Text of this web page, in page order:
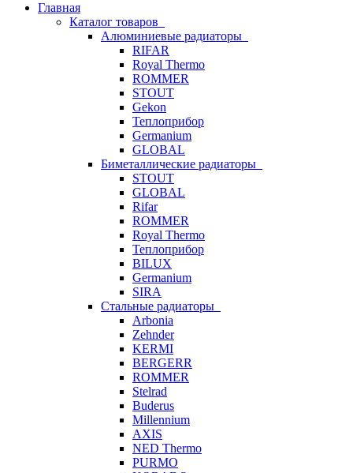
Главная
Каталог товаров
Алюминиевые радиаторы
RIFAR
Royal Thermo
ROMMER
STOUT
Gekon
Теплоприбор
Germanium
GLOBAL
Биметаллические радиаторы
STOUT
GLOBAL
Rifar
ROMMER
Royal Thermo
Теплоприбор
BILUX
Germanium
SIRA
Стальные радиаторы
Arbonia
Zehnder
KERMI
BERGERR
ROMMER
Stelrad
Buderus
Millennium
AXIS
NED Thermo
PURMO